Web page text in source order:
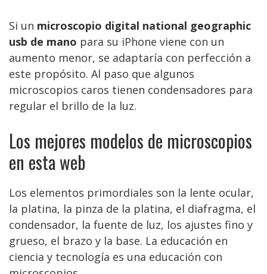
Si un microscopio digital national geographic
usb de mano para su iPhone viene con un
aumento menor, se adaptaría con perfección a
este propósito. Al paso que algunos
microscopios caros tienen condensadores para
regular el brillo de la luz.
Los mejores modelos de microscopios
en esta web
Los elementos primordiales son la lente ocular,
la platina, la pinza de la platina, el diafragma, el
condensador, la fuente de luz, los ajustes fino y
grueso, el brazo y la base. La educación en
ciencia y tecnología es una educación con